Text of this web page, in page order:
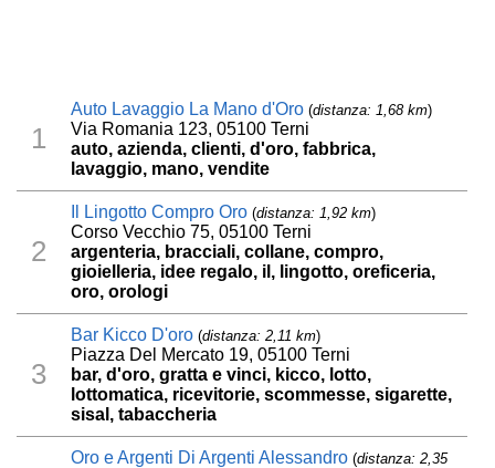
1
Auto Lavaggio La Mano d'Oro (distanza: 1,68 km)
Via Romania 123, 05100 Terni
auto, azienda, clienti, d'oro, fabbrica,
lavaggio, mano, vendite
2
Il Lingotto Compro Oro (distanza: 1,92 km)
Corso Vecchio 75, 05100 Terni
argenteria, bracciali, collane, compro,
gioielleria, idee regalo, il, lingotto, oreficeria,
oro, orologi
3
Bar Kicco D'oro (distanza: 2,11 km)
Piazza Del Mercato 19, 05100 Terni
bar, d'oro, gratta e vinci, kicco, lotto,
lottomatica, ricevitorie, scommesse, sigarette,
sisal, tabaccheria
Oro e Argenti Di Argenti Alessandro (distanza: 2,35